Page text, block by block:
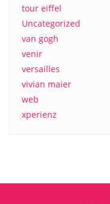
tour eiffel
Uncategorized
van gogh
venir
versailles
vivian maier
web
xperienz